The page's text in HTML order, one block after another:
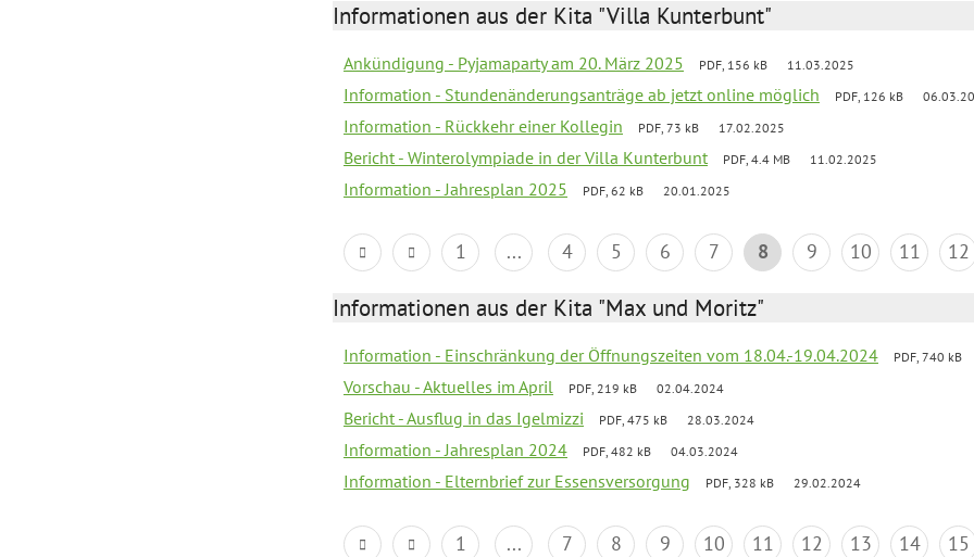
Informationen aus der Kita "Villa Kunterbunt"
Ankündigung - Pyjamaparty am 20. März 2025 PDF, 156 kB 11.03.2025
Information - Stundenänderungsanträge ab jetzt online möglich PDF, 126 kB
Information - Rückkehr einer Kollegin PDF, 73 kB 17.02.2025
Bericht - Winterolympiade in der Villa Kunterbunt PDF, 4.4 MB 11.02.2025
Information - Jahresplan 2025 PDF, 62 kB 20.01.2025
1 ... 4 5 6 7 8 9 10 11 12
Informationen aus der Kita "Max und Moritz"
Information - Einschränkung der Öffnungszeiten vom 18.04.-19.04.2024 PDF, 740 kB
Vorschau - Aktuelles im April PDF, 219 kB 02.04.2024
Bericht - Ausflug in das Igelmizzi PDF, 475 kB 28.03.2024
Information - Jahresplan 2024 PDF, 482 kB 04.03.2024
Information - Elternbrief zur Essensversorgung PDF, 328 kB 29.02.2024
1 ... 7 8 9 10 11 12 13 14 15